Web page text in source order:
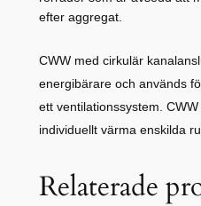
efter aggregat.
CWW med cirkulär
energibärare och används
ett ventilationssystem.
individuellt värma enskilda
Relaterade